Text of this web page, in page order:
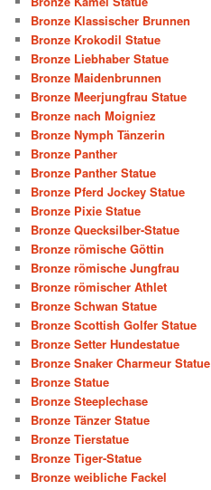
Bronze Klassischer Brunnen
Bronze Krokodil Statue
Bronze Liebhaber Statue
Bronze Maidenbrunnen
Bronze Meerjungfrau Statue
Bronze nach Moigniez
Bronze Nymph Tänzerin
Bronze Panther
Bronze Panther Statue
Bronze Pferd Jockey Statue
Bronze Pixie Statue
Bronze Quecksilber-Statue
Bronze römische Göttin
Bronze römische Jungfrau
Bronze römischer Athlet
Bronze Schwan Statue
Bronze Scottish Golfer Statue
Bronze Setter Hundestatue
Bronze Snaker Charmeur Statue
Bronze Statue
Bronze Steeplechase
Bronze Tänzer Statue
Bronze Tierstatue
Bronze Tiger-Statue
Bronze weibliche Fackel